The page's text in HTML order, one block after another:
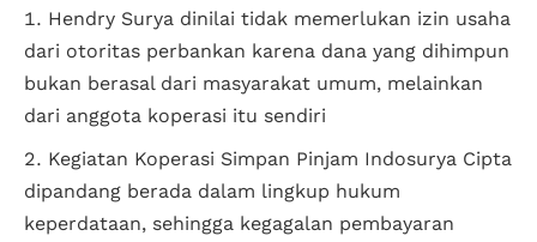
Hendry Surya dinilai tidak memerlukan izin usaha
dari otoritas perbankan karena dana yang dihimpun
bukan berasal dari masyarakat umum, melainkan
dari anggota koperasi itu sendiri
Kegiatan Koperasi Simpan Pinjam Indosurya Cipta
dipandang berada dalam lingkup hukum
keperdataan, sehingga kegagalan pembayaran